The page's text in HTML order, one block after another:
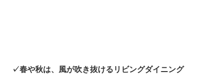
✓春や秋は、風が吹き抜けるリビングダイニング